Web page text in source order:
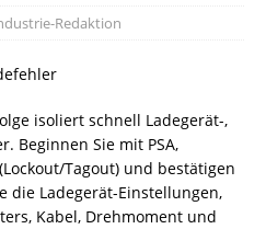
Redaktion
isoliert schnell Ladegerät-,
Beginnen Sie mit PSA,
Tagout) und bestätigen
die Ladegerät-Einstellungen,
Kabel, Drehmoment und